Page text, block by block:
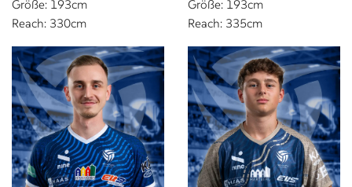
Größe: 193cm
Reach: 330cm
Größe: 193cm
Reach: 335cm